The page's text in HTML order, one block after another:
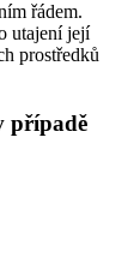
řádem.
utajení její
prostředků
případě